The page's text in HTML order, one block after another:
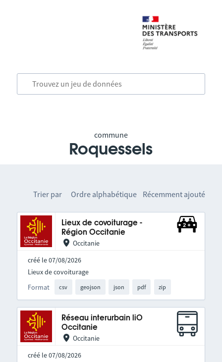
commune
Roquessels
Trier par Ordre alphabétique Récemment ajouté
Lieux de covoiturage -
Région Occitanie
Occitanie
créé le 07/08/2026
Format csv geojson json pdf zip
Lieux de covoiturage
Réseau interurbain liO
Occitanie
Occitanie
créé le 07/08/2026